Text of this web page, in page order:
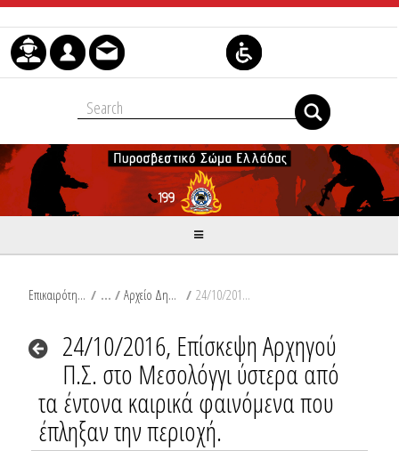
Μετάβαση στο περιεχόμενο
Επικαιρότητα / Αρχείο Δημοσιεύσεων / 24/10/2016, Επίσκεψη Αρχηγού Π.Σ. στο Μεσολόγγι ύστερα από τα έντονα καιρικά φαινόμενα που έπληξαν την περιοχή.
24/10/2016, Επίσκεψη Αρχηγού
Π.Σ. στο Μεσολόγγι ύστερα από
τα έντονα καιρικά φαινόμενα που
έπληξαν την περιοχή.